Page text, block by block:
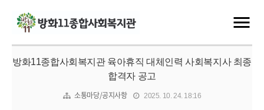
방화11종합사회복지관 육아휴직 대체인력 사회복지사 최종
합격자 공고
소통마당/공지사항 2025. 10. 24. 18:16